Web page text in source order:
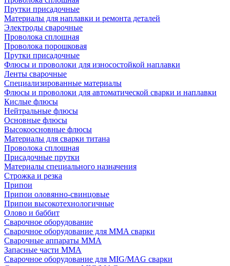
Прутки присадочные
Материалы для наплавки и ремонта деталей
Электроды сварочные
Проволока сплошная
Проволока порошковая
Прутки присадочные
Флюсы и проволоки для износостойкой наплавки
Ленты сварочные
Специализированные материалы
Флюсы и проволоки для автоматической сварки и наплавки
Кислые флюсы
Нейтральные флюсы
Основные флюсы
Высокоосновные флюсы
Материалы для сварки титана
Проволока сплошная
Присадочные прутки
Материалы специального назначения
Строжка и резка
Припои
Припои оловянно-свинцовые
Припои высокотехнологичные
Олово и баббит
Сварочное оборудование
Сварочное оборудование для MMA сварки
Сварочные аппараты MMA
Запасные части MMA
Сварочное оборудование для MIG/MAG сварки